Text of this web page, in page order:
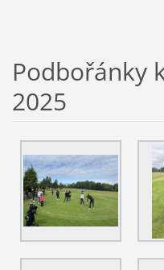
Podbořánky
2025